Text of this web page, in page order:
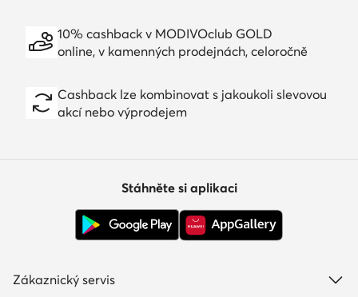
10% cashback v MODIVOclub GOLD
online, v kamenných prodejnách, celoročně
Cashback lze kombinovat s jakoukoli slevovou
akcí nebo výprodejem
Stáhněte si aplikaci
Zákaznický servis